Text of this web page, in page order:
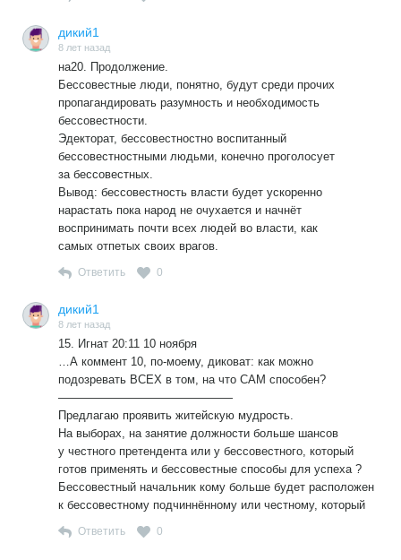
дикий1
8 лет назад
на20. Продолжение.
Бессовестные люди, понятно, будут среди прочих
пропагандировать разумность и необходимость
бессовестности.
Эдекторат, бессовестностно воспитанный
бессовестностными людьми, конечно проголосует
за бессовестных.
Вывод: бессовестность власти будет ускоренно
нарастать пока народ не очухается и начнёт
воспринимать почти всех людей во власти, как
самых отпетых своих врагов.
Ответить 0
дикий1
8 лет назад
15. Игнат 20:11 10 ноября
…А коммент 10, по-моему, диковат: как можно
подозревать ВСЕХ в том, на что САМ способен?
———————————————
Предлагаю проявить житейскую мудрость.
На выборах, на занятие должности больше шансов
у честного претендента или у бессовестного, который
готов применять и бессовестные способы для успеха ?
Бессовестный начальник кому больше будет расположен
к бессовестному подчиннённому или честному, который
Ответить 0